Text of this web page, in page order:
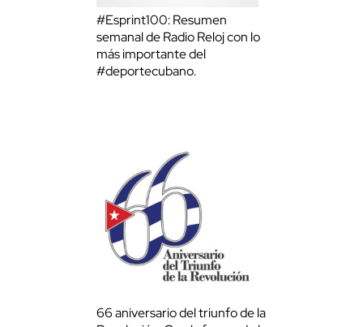
#Esprint100: Resumen
semanal de Radio Reloj con lo
más importante del
#deportecubano.
66 aniversario del triunfo de la